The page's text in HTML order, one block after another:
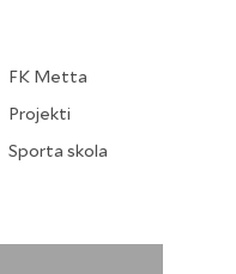
FK Metta
Projekti
Sporta skola